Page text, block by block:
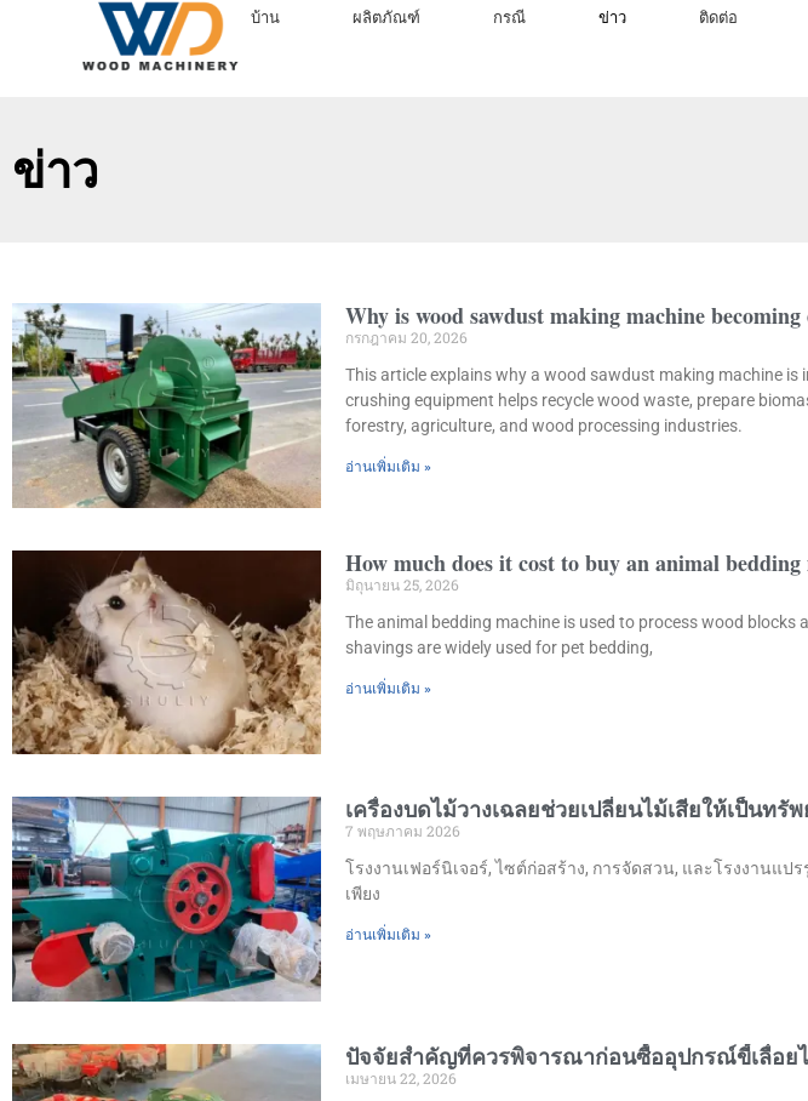
บ้าน ผลิตภัณฑ์ กรณี ข่าว ติดต่อ
ข่าว
Why is wood sawdust making machine
กรกฎาคม 20, 2026
This article explains why a wood sawdust making machine
crushing equipment helps recycle wood waste, prepare
forestry, agriculture, and wood processing industries.
อ่านเพิ่มเติม »
How much does it cost to buy an animal bedding
มิถุนายน 25, 2026
The animal bedding machine is used to process wood
shavings are widely used for pet bedding,
อ่านเพิ่มเติม »
เครื่องบดไม้วางเฉลยช่วยเปลี่ยนไม้เสียให้เป็นทรั
7 พฤษภาคม 2026
โรงงานเฟอร์นิเจอร์, ไซต์ก่อสร้าง, การจัดสวน, และโรงงานแ
เพียง
อ่านเพิ่มเติม »
ปัจจัยสำคัญที่ควรพิจารณาก่อนซื้ออุปกรณ์ขี้เลื่อย
เมษายน 22, 2026